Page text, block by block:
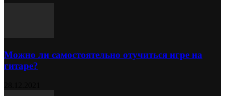
Можно ли самостоятельно отучиться игре на
гитаре?